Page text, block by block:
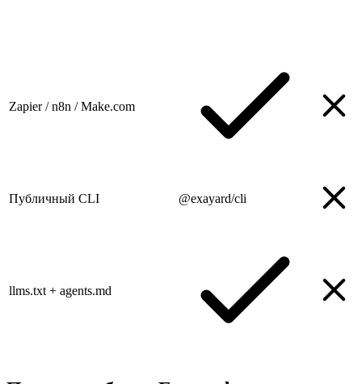
Zapier / n8n / Make.com
Публичный CLI @exayard/cli
llms.txt + agents.md